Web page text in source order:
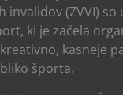
invalidov (ZVVI) so
ki je začela
kasneje
športa.